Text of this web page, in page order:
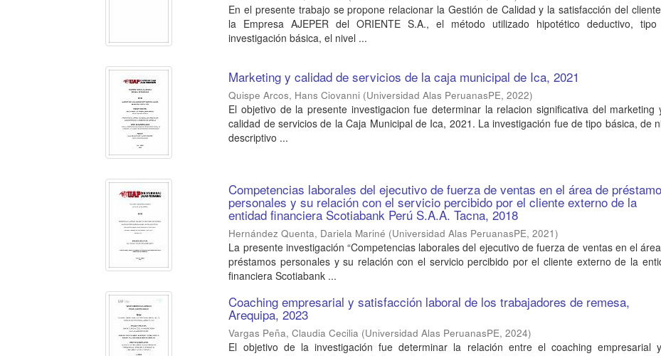
En el presente trabajo se propone relacionar la Gestión de Calidad y la satisfacción del
la Empresa AJEPER del ORIENTE S.A., el método utilizado hipotético deductivo,
investigación básica, el nivel ...
Marketing y calidad de servicios de la caja municipal de Ica, 2021
Quispe Arcos, Hans Ciovanni (Universidad Alas PeruanasPE,2022)
El objetivo de la presente investigacion fue determinar la relacion significativa del marketing
calidad de servicios de la Caja Municipal de Ica, 2021. La investigación fue de tipo básica, de
descriptivo ...
Competencias laborales del ejecutivo de fuerza de ventas en el área de
personales y su relación con el servicio percibido por el cliente externo de la
entidad financiera Scotiabank Perú S.A.A. Tacna, 2018
Hernández Quenta, Dariela Mariné (Universidad Alas PeruanasPE,2021)
La presente investigación “Competencias laborales del ejecutivo de fuerza de ventas en el
préstamos personales y su relación con el servicio percibido por el cliente externo de la
financiera Scotiabank ...
Coaching empresarial y satisfacción laboral de los trabajadores de remesa,
Arequipa, 2023
Vargas Peña, Claudia Cecilia (Universidad Alas PeruanasPE,2024)
El objetivo de la investigación fue determinar la relación entre el coaching empresarial